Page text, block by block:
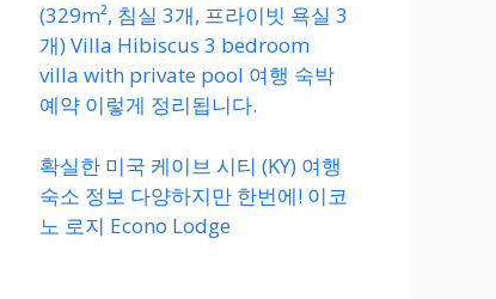
(329m², 침실 3개, 프라이빗 욕실 3
개) Villa Hibiscus 3 bedroom
villa with private pool 여행 숙박
예약 이렇게 정리됩니다.
확실한 미국 케이브 시티 (KY) 여행
숙소 정보 다양하지만 한번에! 이코
노 로지 Econo Lodge